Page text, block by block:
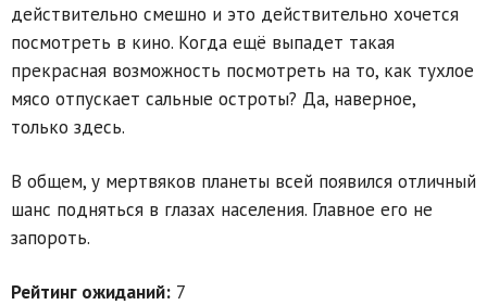
действительно смешно и это действительно хочется
посмотреть в кино. Когда ещё выпадет такая
прекрасная возможность посмотреть на то, как тухлое
мясо отпускает сальные остроты? Да, наверное,
только здесь.
В общем, у мертвяков планеты всей появился отличный
шанс подняться в глазах населения. Главное его не
запороть.
Рейтинг ожиданий: 7